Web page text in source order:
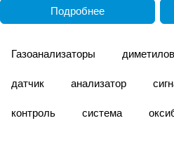
Подробнее
Газоанализаторы
датчик анализатор
контроль система